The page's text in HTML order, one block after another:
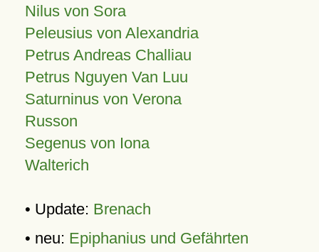
Nilus von Sora
Peleusius von Alexandria
Petrus Andreas Challiau
Petrus Nguyen Van Luu
Saturninus von Verona
Russon
Segenus von Iona
Walterich
• Update: Brenach
• neu: Epiphanius und Gefährten